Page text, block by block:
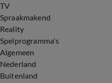
TV
Spraakmakend
Reality
Spelprogramma's
Algemeen
Nederland
Buitenland